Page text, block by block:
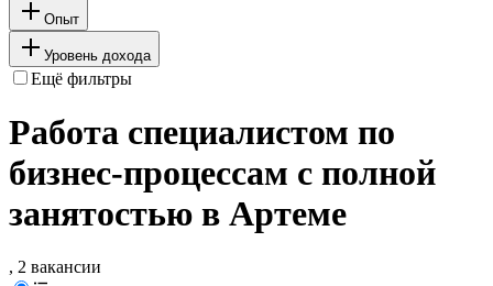
Опыт
Уровень дохода
Ещё фильтры
Работа специалистом по
бизнес-процессам с полной
занятостью в Артеме
, 2 вакансии